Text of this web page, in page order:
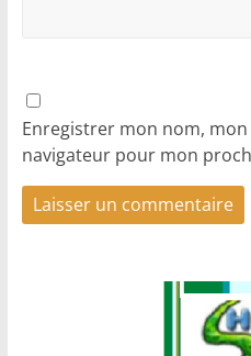
Enregistrer mon nom,
navigateur pour mon